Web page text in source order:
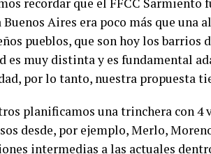
Buenos Aires era poco más que una
pueblos, que son hoy los
es muy distinta y es fundamental
por lo tanto, nuestra propuesta
planificamos una trinchera con 4
desde, por ejemplo, Merlo,
intermedias a las actuales